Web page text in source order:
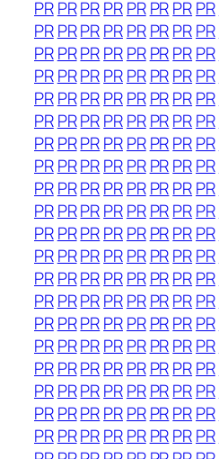
PRPRPRPRPR PRPRPR
PRPRPRPRPR PRPRPR
PRPRPRPRPR PRPRPR
PRPRPRPRPR PRPRPR
PRPRPRPRPR PRPRPR
PRPRPRPRPR PRPRPR
PRPRPRPRPR PRPRPR
PRPRPRPRPR PRPRPR
PRPRPRPRPR PRPRPR
PRPRPRPRPR PRPRPR
PRPRPRPRPR PRPRPR
PRPRPRPRPR PRPRPR
PRPRPRPRPR PRPRPR
PRPRPRPRPR PRPRPR
PRPRPRPRPR PRPRPR
PRPRPRPRPR PRPRPR
PRPRPRPRPR PRPRPR
PRPRPRPRPR PRPRPR
PRPRPRPRPR PRPRPR
PRPRPRPRPR PRPRPR